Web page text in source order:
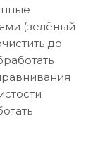
(зелёный
до